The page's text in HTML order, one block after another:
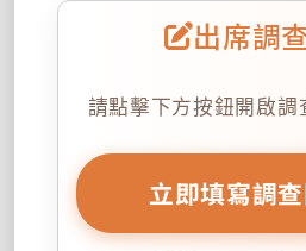
出席調
請點擊下方按鈕開啟調
立即填寫調